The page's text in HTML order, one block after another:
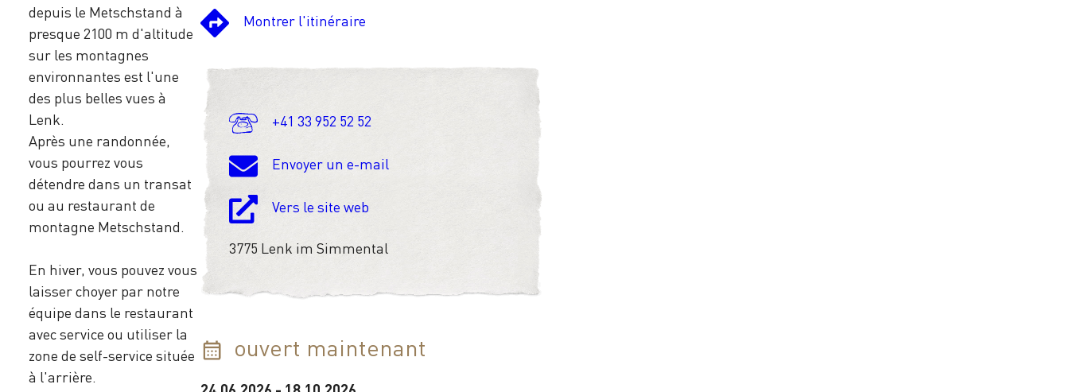
depuis le Metschstand à
presque 2100 m d'altitude
sur les montagnes
environnantes est l'une
des plus belles vues à
Lenk.
Après une randonnée,
vous pourrez vous
détendre dans un transat
ou au restaurant de
montagne Metschstand.
En hiver, vous pouvez vous
laisser choyer par notre
équipe dans le restaurant
avec service ou utiliser la
zone de self-service située
à l'arrière.
Montrer l'itinéraire
+41 33 952 52 52
Envoyer un e-mail
Vers le site web
3775 Lenk im Simmental
ouvert maintenant